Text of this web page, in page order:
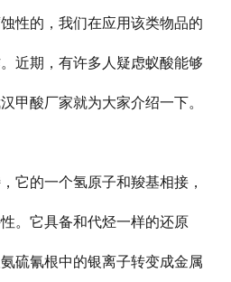
性的，我们在应用该类物品的
近期，有许多人疑虑蚁酸能够
甲酸厂家就为大家介绍一下。
的一个氢原子和羧基相接，
。它具备和代烃一样的还原
硫氰根中的银离子转变成金属